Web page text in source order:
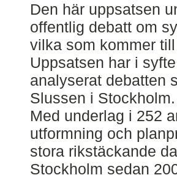
Den här uppsatsen
offentlig debatt om
vilka som kommer
Uppsatsen har i
analyserat debatten
Slussen i Stockholm.
Med underlag i 252
utformning och
stora rikstäckande
Stockholm sedan